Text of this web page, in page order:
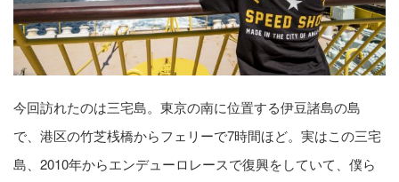
今回訪れたのは三宅島。東京の南に位置する伊豆諸島の島
で、港区の竹芝桟橋からフェリーで7時間ほど。実はこの三宅
島、2010年からエンデューロレースで復興をしていて、僕ら